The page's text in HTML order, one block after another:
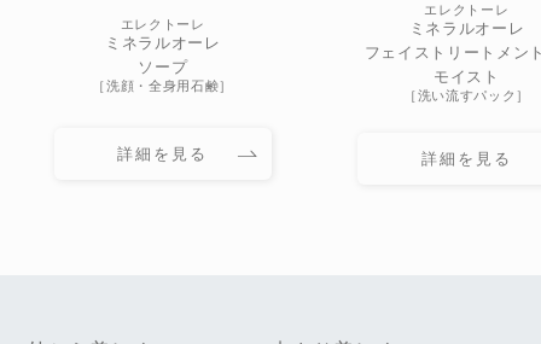
エレクトーレ
ミネラルオーレ
ソープ
［洗顔・全身用石鹸］
詳細を見る
エレクトーレ
ミネラルオーレ
フェイストリートメン
モイスト
［洗い流すパック］
詳細を見る